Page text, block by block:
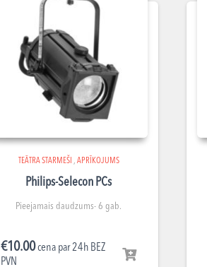
TEĀTRA STARMEŠI , APRĪKOJUMS
Philips-Selecon PCs
Pieejamais daudzums- 6 gab.
€10.00cena par 24h BEZ
PVN